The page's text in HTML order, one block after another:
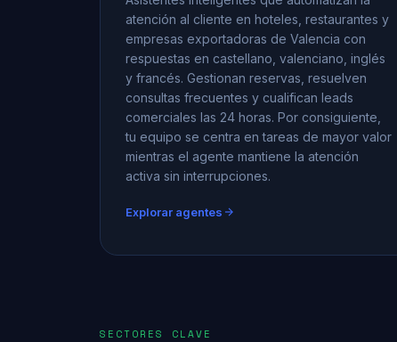
atención al cliente en hoteles, restaurantes y
empresas exportadoras de Valencia con
respuestas en castellano, valenciano, inglés
y francés. Gestionan reservas, resuelven
consultas frecuentes y cualifican leads
comerciales las 24 horas. Por consiguiente,
tu equipo se centra en tareas de mayor valor
mientras el agente mantiene la atención
activa sin interrupciones.
Explorar agentes
SECTORES CLAVE